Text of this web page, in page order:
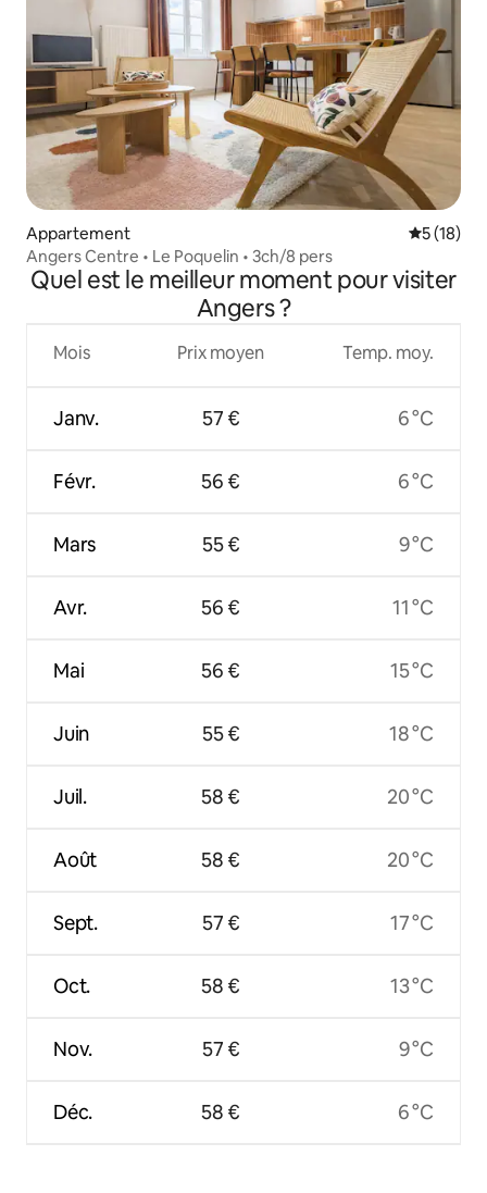
Appartement
5 (18)
Angers Centre • Le Poquelin • 3ch/8 pers
Quel est le meilleur moment pour visiter
Angers ?
Mois
Janv.
Févr.
Mars
Avr.
Mai
Juin
Juil.
Août
Sept.
Oct.
Nov.
Déc.
Prix moyen
57 €
56 €
55 €
56 €
56 €
55 €
58 €
58 €
57 €
58 €
57 €
58 €
Temp. moy.
6 °C
6 °C
9 °C
11 °C
15 °C
18 °C
20 °C
20 °C
17 °C
13 °C
9 °C
6 °C